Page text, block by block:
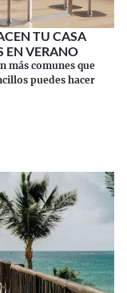
TU CASA
EN VERANO
más comunes que
puedes hacer